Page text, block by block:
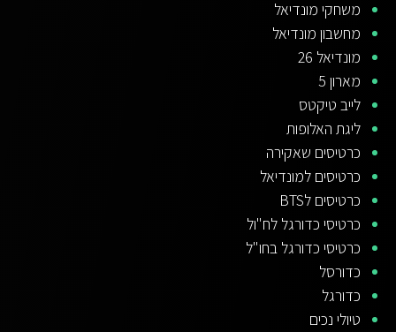
משחקי מונדיאל
מחשבון מונדיאל
מונדיאל 26
מארון 5
לייב טיקטס
ליגת האלופות
כרטיסים שאקירה
כרטיסים למונדיאל
כרטיסים לBTS
כרטיסי כדורגל לח"ול
כרטיסי כדורגל בחו"ל
כדורסל
כדורגל
טיולי נכים